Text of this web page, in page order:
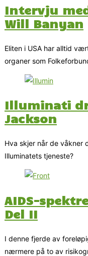
Intervju
Will Banyan
Eliten i USA har alltid
organer som
Illuminati
Jackson
Hva skjer når de våkner
Illuminatets tjeneste?
AIDS-
Del II
I denne fjerde av
nærmere på to av